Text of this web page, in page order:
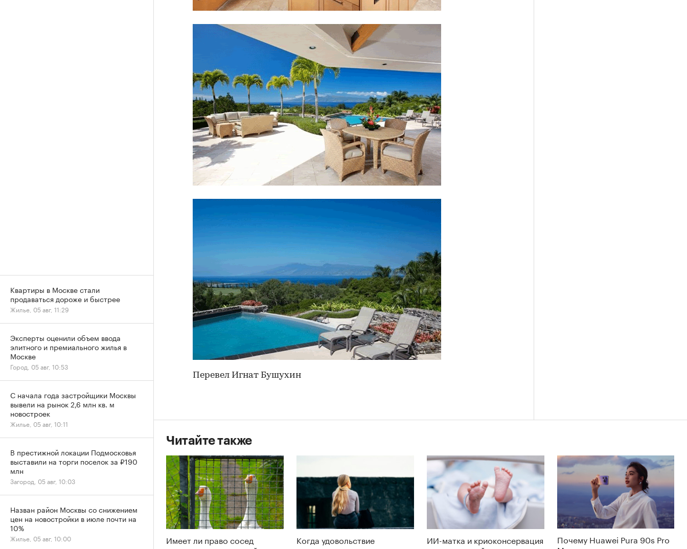
Перевел Игнат Бушухин
Читайте также
Имеет ли право сосед
Когда удовольствие
ИИ-матка и криоконсервация
Почему Huawei Pura 90s Pro
Квартиры в Москве стали
продаваться дороже и быстрее
Жилье, 05 авг, 11:29
Эксперты оценили объем ввода
элитного и премиального жилья в
Москве
Город, 05 авг, 10:53
С начала года застройщики Москвы
вывели на рынок 2,6 млн кв. м
новостроек
Жилье, 05 авг, 10:11
В престижной локации Подмосковья
выставили на торги поселок за ₽190
млн
Загород, 05 авг, 10:03
Назван район Москвы со снижением
цен на новостройки в июле почти на
10%
Жилье, 05 авг, 10:00